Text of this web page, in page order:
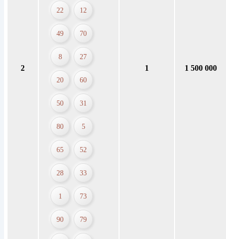
2
22 12
49 70
8 27
20 60
50 31
80 5
65 52
28 33
1 73
90 79
1 1 500 000